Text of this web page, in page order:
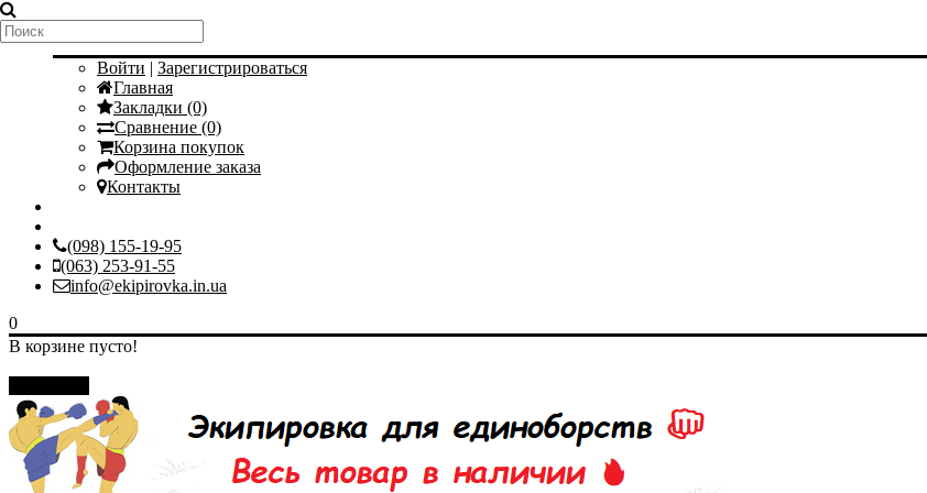
Мой аккаунт
Войти | Зарегистрироваться
Главная
Закладки (0)
Сравнение (0)
Корзина покупок
Оформление заказа
Контакты
(098) 155-19-95
(063) 253-91-55
info@ekipirovka.in.ua
0
В корзине пусто!